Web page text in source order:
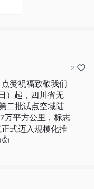
赞祝福致敬我们
）起，四川省无
二批试点空域陆
万平方公里，标志
式迈入规模化推
2